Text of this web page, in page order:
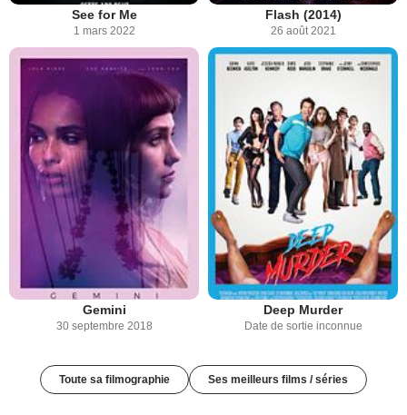
See for Me
1 mars 2022
Flash (2014)
26 août 2021
Gemini
30 septembre 2018
Deep Murder
Date de sortie inconnue
Toute sa filmographie Ses meilleurs films / séries